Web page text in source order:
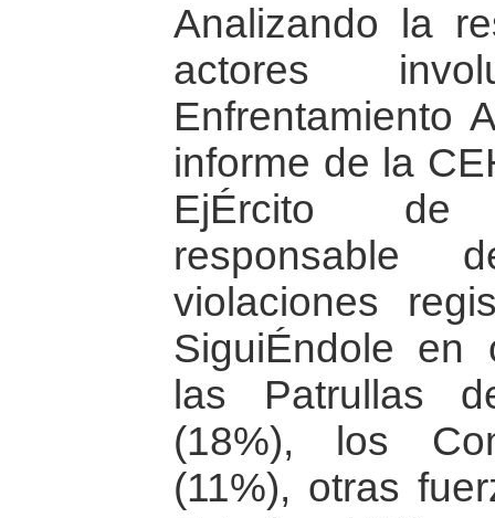
Analizando la
actores
Enfrentamiento
informe de la
EjÉrcito de
violaciones
SiguiÉndole en
las Patrullas
(18%), los
(11%), otras